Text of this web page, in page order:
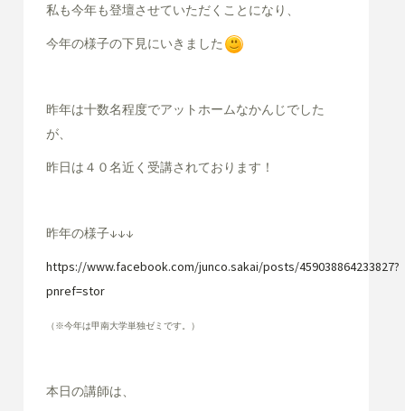
私も今年も登壇させていただくことになり、
今年の様子の下見にいきました
昨年は十数名程度でアットホームなかんじでした
が、
昨日は４０名近く受講されております！
昨年の様子↓↓↓
https://www.facebook.com/junco.sakai/posts/459038864233827?
pnref=stor
（※今年は甲南大学単独ゼミです。）
本日の講師は、